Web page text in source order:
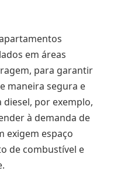
em áreas
para garantir
maneira segura e
por exemplo,
à demanda de
exigem espaço
de combustível e